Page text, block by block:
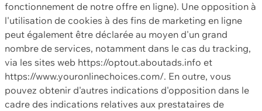
fonctionnement de notre offre en ligne). Une opposition à
l'utilisation de cookies à des fins de marketing en ligne
peut également être déclarée au moyen d'un grand
nombre de services, notamment dans le cas du tracking,
via les sites web https://optout.aboutads.info et
https://www.youronlinechoices.com/. En outre, vous
pouvez obtenir d'autres indications d'opposition dans le
cadre des indications relatives aux prestataires de